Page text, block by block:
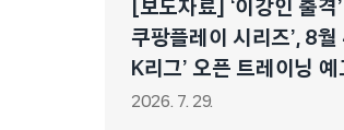
[보도자료] ‘이강인 출
쿠팡플레이 시리즈’, 8월
K리그’ 오픈 트레이닝 예
이승우·송범근…K리그
2026. 7. 29.